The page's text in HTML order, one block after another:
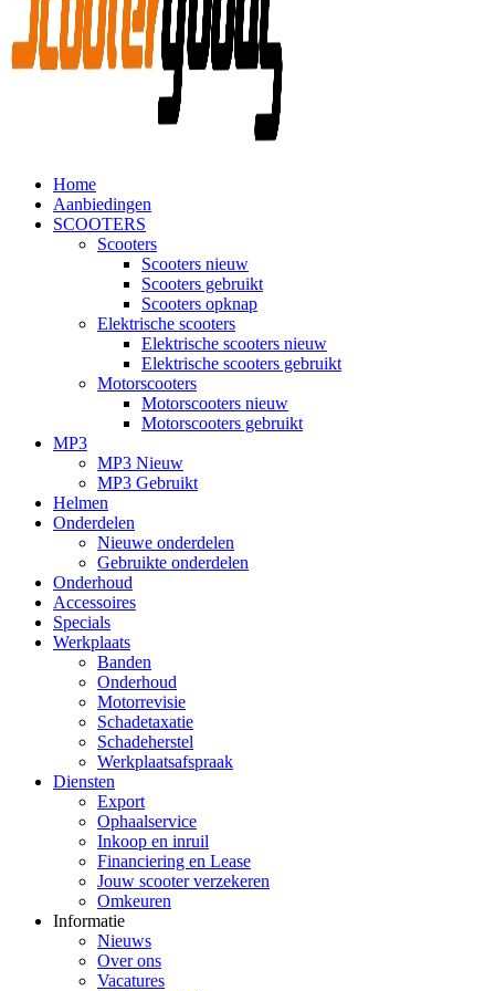
Home
Aanbiedingen
SCOOTERS
Scooters
Scooters nieuw
Scooters gebruikt
Scooters opknap
Elektrische scooters
Elektrische scooters nieuw
Elektrische scooters gebruikt
Motorscooters
Motorscooters nieuw
Motorscooters gebruikt
MP3
MP3 Nieuw
MP3 Gebruikt
Helmen
Onderdelen
Nieuwe onderdelen
Gebruikte onderdelen
Onderhoud
Accessoires
Specials
Werkplaats
Banden
Onderhoud
Motorrevisie
Schadetaxatie
Schadeherstel
Werkplaatsafspraak
Diensten
Export
Ophaalservice
Inkoop en inruil
Financiering en Lease
Jouw scooter verzekeren
Omkeuren
Informatie
Nieuws
Over ons
Vacatures